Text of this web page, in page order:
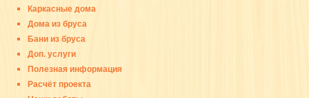
Каркасные дома
Дома из бруса
Бани из бруса
Доп. услуги
Полезная информация
Расчёт проекта